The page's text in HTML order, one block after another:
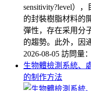
sensitivity?level）
的封裝樹脂材料的
彈性，存在采用分
的趨勢。此外，因
2026-08-05 訪問量
生物體檢測系統、
的制作方法